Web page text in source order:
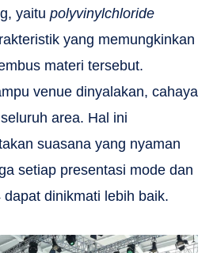
yaitu polyvinylchloride
yang memungkinkan
materi tersebut.
venue dinyalakan, cahaya
area. Hal ini
suasana yang nyaman
setiap presentasi mode dan
dinikmati lebih baik.